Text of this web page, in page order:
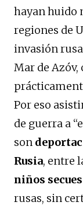
hayan huido
regiones de
invasión
Mar de
Por eso
de guerra a
son
Rusia, entre
niños
rusas, sin